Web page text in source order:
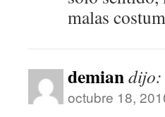
malas
demiandijo:
octubre 18,